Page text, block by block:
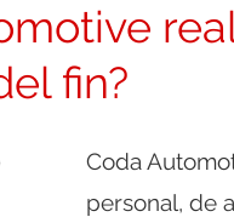
fin?
Coda
personal, de